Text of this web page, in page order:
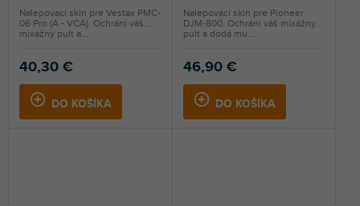
40,30 €
DO KOŠÍKA
Nalepovací skin pre Vestax PMC-
06 Pro (A - VCA). Ochráni váš
mixážny pult a...
46,90 €
DO KOŠÍKA
Nalepovací skin pre Pioneer
DJM-800. Ochráni váš mixážny
pult a dodá mu...